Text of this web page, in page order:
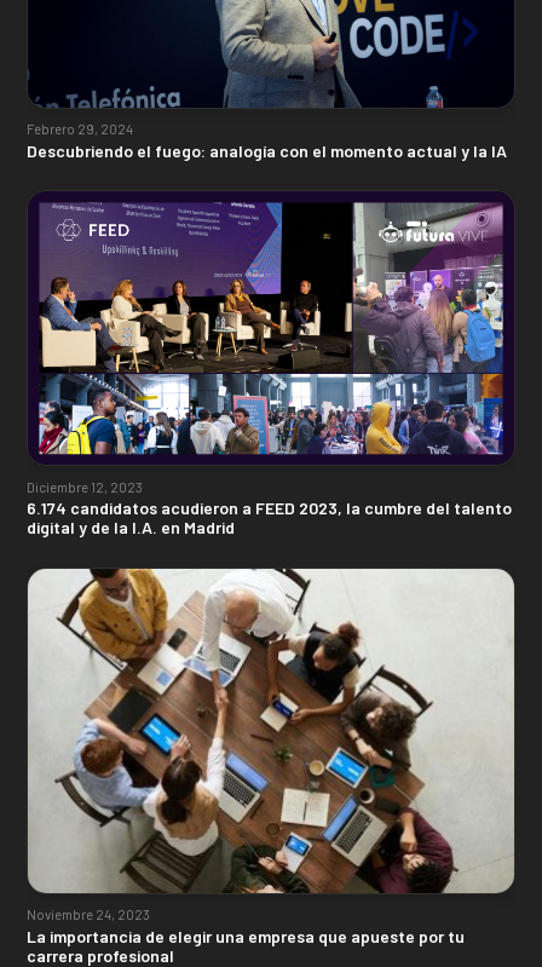
Febrero 29, 2024
Descubriendo el fuego: analogía con el momento actual y la IA
Diciembre 12, 2023
6.174 candidatos acudieron a FEED 2023, la cumbre del talento
digital y de la I.A. en Madrid
Noviembre 24, 2023
La importancia de elegir una empresa que apueste por tu
carrera profesional